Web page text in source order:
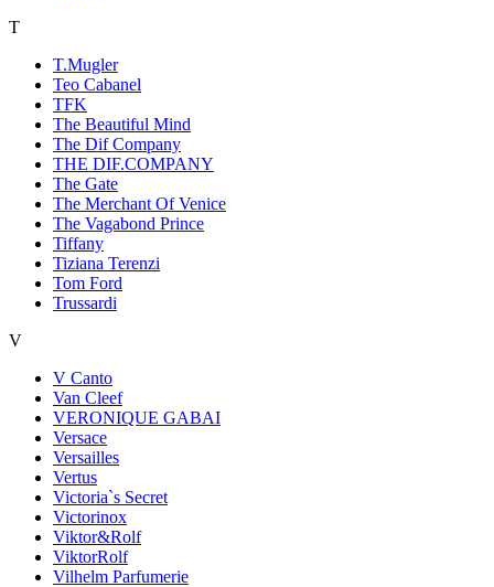
T
T.Mugler
Teo Cabanel
TFK
The Beautiful Mind
The Dif Company
THE DIF.COMPANY
The Gate
The Merchant Of Venice
The Vagabond Prince
Tiffany
Tiziana Terenzi
Tom Ford
Trussardi
V
V Canto
Van Cleef
VERONIQUE GABAI
Versace
Versailles
Vertus
Victoria`s Secret
Victorinox
Viktor&Rolf
ViktorRolf
Vilhelm Parfumerie